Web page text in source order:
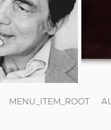
MENU_ITEM_ROOT